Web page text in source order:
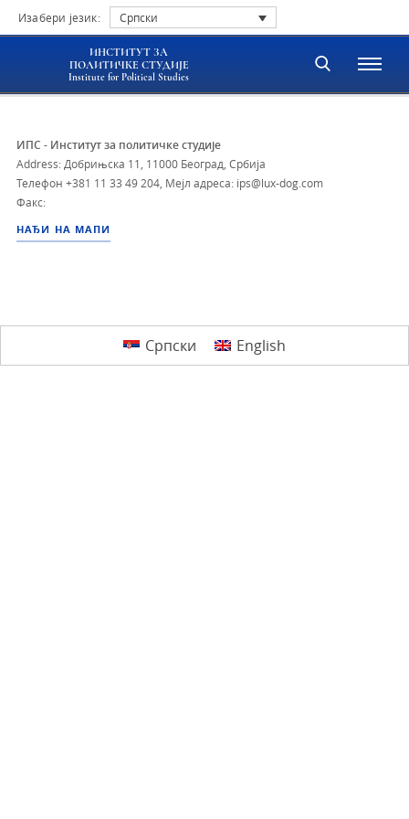
Изабери језик: Српски
ИНСТИТУТ ЗА
ПОЛИТИЧКЕ СТУДИЈЕ
Institute for Political Studies
ИПС - Институт за политичке студије
Address: Добрињска 11, 11000 Београд, Србија
Телефон +381 11 33 49 204 Мејл адреса: ips@lux-dog.com
Факс:
НАЂИ НА МАПИ
Српски English